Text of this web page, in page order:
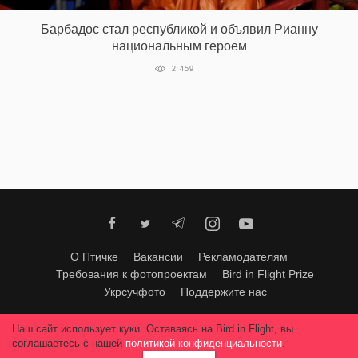
Барбадос стал республикой и объявил Рианну
национальным героем
2 459
О Птичке Вакансии
Рекламодателям
Требования к фотопроектам
Bird in Flight Prize
Укрсучфото
Поддержите нас
Любое использование материалов допускается только с согласия
редакции.© 2026, Bird In Flight.
Наш сайт использует куки. Оставаясь на Bird in Flight, вы
соглашаетесь с нашей политикой конфиденциальности.